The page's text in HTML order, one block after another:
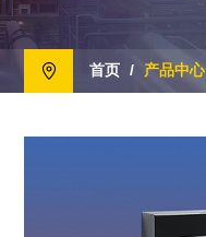
首页 / 产品中心